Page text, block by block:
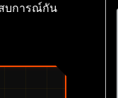
บการณ์กัน